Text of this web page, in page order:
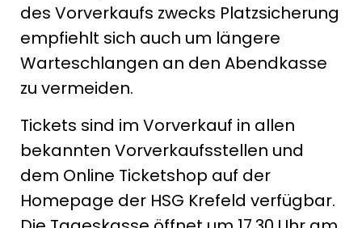
des Vorverkaufs zwecks Platzsicherung
empfiehlt sich auch um längere
Warteschlangen an den Abendkasse
zu vermeiden.
Tickets sind im Vorverkauf in allen
bekannten Vorverkaufsstellen und
dem Online Ticketshop auf der
Homepage der HSG Krefeld verfügbar.